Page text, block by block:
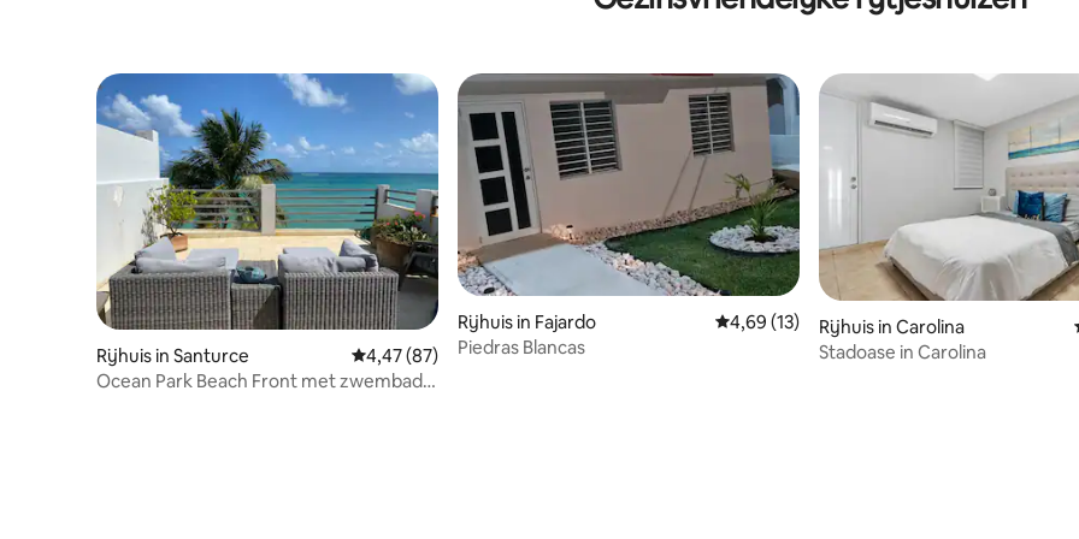
Rijhuis in Santurce Gemiddelde beoordeling van 4,47 op 5, 87 recensies
4,47 (87)
Ocean Park Beach Front met zwembad
Rijhuis in Fajardo Gemiddelde beoordeling van 4,69 op 5, 13
4,69 (13)
Piedras Blancas
Rijhuis in Carolina
Stadoase in Carolina